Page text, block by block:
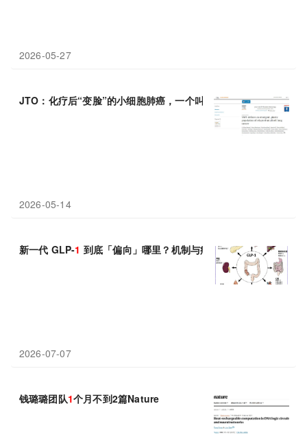
2026-05-27
JTO：化疗后“变脸”的小细胞肺癌，一个叫YAP1的蛋白成了耐药
2026-05-14
新一代 GLP-1 到底「偏向」哪里？机制与疗效有何升级？
2026-07-07
钱璐璐团队1个月不到2篇Nature